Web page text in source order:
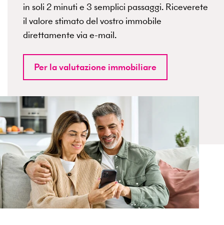
in soli 2 minuti e 3 semplici passaggi. Riceverete
il valore stimato del vostro immobile
direttamente via e-mail.
Per la valutazione immobiliare